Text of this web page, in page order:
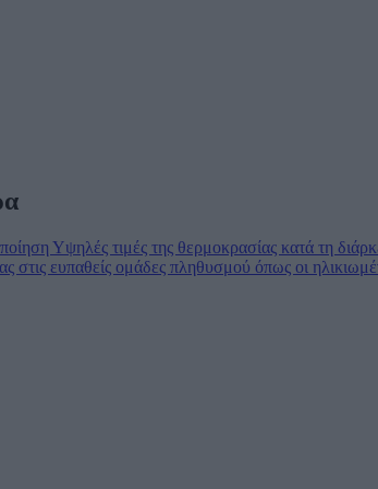
Υψηλές τιμές της θερμοκρασίας κατά τη
ευπαθείς ομάδες πληθυσμού όπως οι